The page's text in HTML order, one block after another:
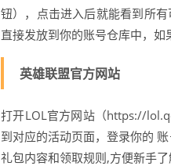
钮），点击进入后就能看到所
直接发放到你的账号仓库中，如
英雄联盟官方网站
打开LOL官方网站（https://
到对应的活动页面，登录你的
礼包内容和领取规则,方便新手了